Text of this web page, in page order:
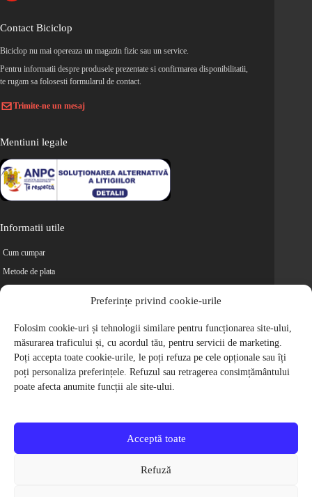
Preferințe privind cookie-urile
Folosim cookie-uri și tehnologii similare pentru funcționarea site-ului,
măsurarea traficului și, cu acordul tău, pentru servicii de marketing.
Poți accepta toate cookie-urile, le poți refuza pe cele opționale sau îți
poți personaliza preferințele. Refuzul sau retragerea consimțământului
poate afecta anumite funcții ale site-ului.
Acceptă toate
Refuză
Contact Biciclop
Biciclop nu mai opereaza un magazin fizic sau un service.
Pentru informatii despre produsele prezentate si confirmarea disponibilitatii,
te rugam sa folosesti formularul de contact.
Trimite-ne un mesaj
Mentiuni legale
Informatii utile
Cum cumpar
Metode de plata
Retur
Cariere
Politica de Confidentialitate
Politica de cookie-uri